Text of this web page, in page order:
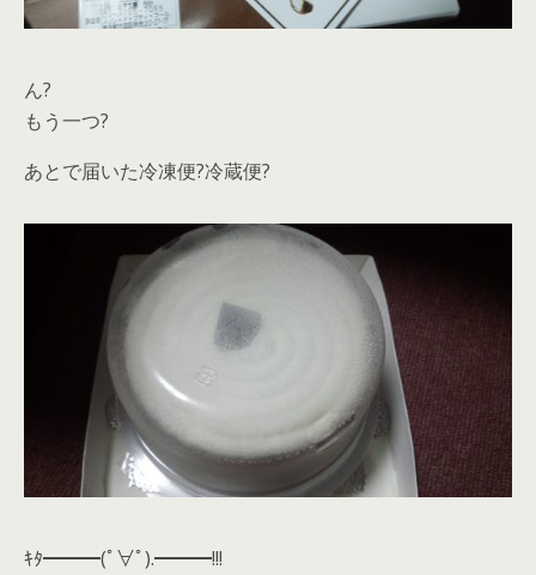
ん?
もう一つ?
あとで届いた冷凍便?冷蔵便?
ｷﾀ━━━(ﾟ∀ﾟ).━━━!!!